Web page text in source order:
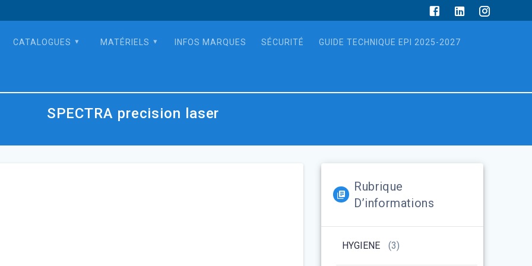
CATALOGUES MATÉRIELS INFOS MARQUES SÉCURITÉ GUIDE TECHNIQUE EPI 2025-2027
SPECTRA precision laser
Rubrique
D’informations
HYGIENE (3)